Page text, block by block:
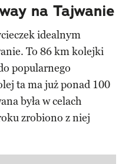
na Tajwanie
idealnym
To 86 km kolejki
popularnego
ta ma już ponad 100
była w celach
zrobiono z niej